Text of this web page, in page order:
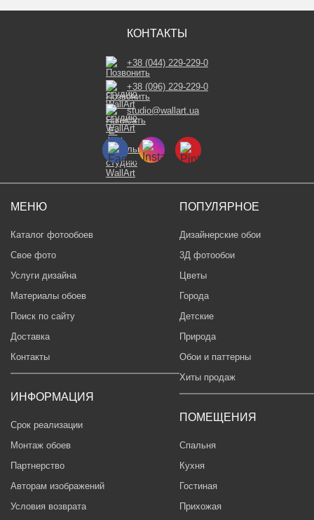
МЕНЮ
Каталог фотообоев
Свое фото
Услуги дизайна
Материалы обоев
Поиск по сайту
Доставка
Контакты
ИНФОРМАЦИЯ
Срок реализации
Монтаж обоев
Партнерство
Авторам изображений
Условия возврата
ПОПУЛЯРНОЕ
Дизайнерские обои
3Д фотообои
Цветы
Города
Детские
Природа
Обои и паттерны
Хиты продаж
ПОМЕЩЕНИЯ
Спальня
Кухня
Гостиная
Прихожая
КОНТАКТЫ
+38 (044) 229-229-0
+38 (096) 229-229-0
studio@wallart.ua